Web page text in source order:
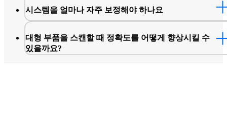
시스템을 얼마나 자주 보정해야 하나요
대형 부품을 스캔할 때 정확도를 어떻게 향상시킬 수
있을까요?